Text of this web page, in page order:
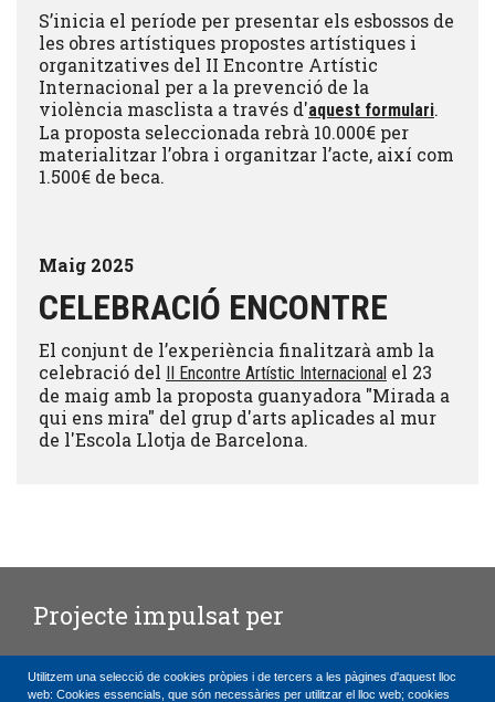
S’inicia el període per presentar els esbossos de
les obres artístiques propostes artístiques i
organitzatives del II Encontre Artístic
Internacional per a la prevenció de la
violència masclista a través d'aquest formulari.
La proposta seleccionada rebrà 10.000€ per
materialitzar l’obra i organitzar l’acte, així com
1.500€ de beca.
Maig 2025
CELEBRACIÓ ENCONTRE
El conjunt de l’experiència finalitzarà amb la
celebració del II Encontre Artístic Internacional el 23
de maig amb la proposta guanyadora "Mirada a
qui ens mira" del grup d'arts aplicades al mur
de l'Escola Llotja de Barcelona.
Projecte impulsat per
Utilitzem una selecció de cookies pròpies i de tercers a les pàgines d'aquest lloc
web: Cookies essencials, que són necessàries per utilitzar el lloc web; cookies